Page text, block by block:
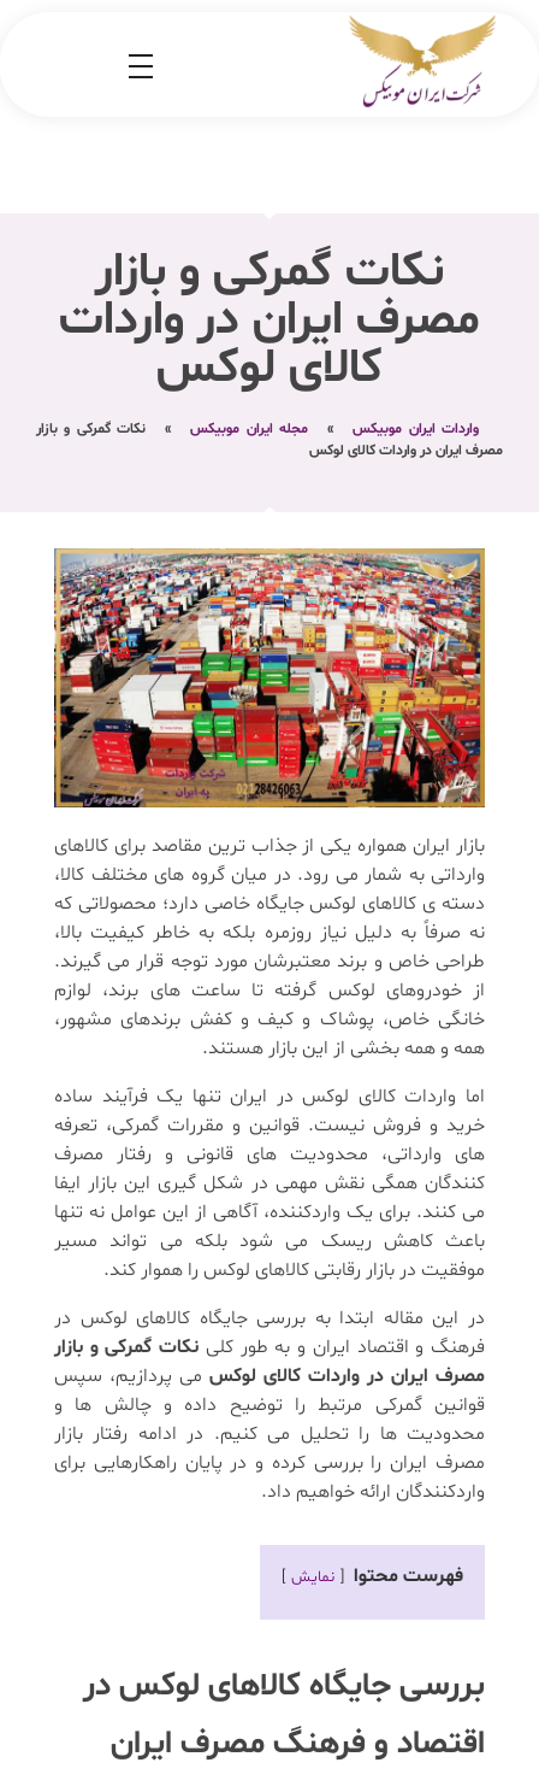
نکات گمرکی و بازار
مصرف ایران در واردات
کالای لوکس
واردات ایران موبیکس » مجله ایران موبیکس »
نکات گمرکی و بازار
مصرف ایران در واردات کالای لوکس
بازار ایران همواره یکی از جذاب ترین مقاصد برای کالاهای
وارداتی به شمار می رود. در میان گروه های مختلف کالا،
دسته ی کالاهای لوکس جایگاه خاصی دارد؛ محصولاتی که
نه صرفاً به دلیل نیاز روزمره بلکه به خاطر کیفیت بالا،
طراحی خاص و برند معتبرشان مورد توجه قرار می گیرند.
از خودروهای لوکس گرفته تا ساعت های برند، لوازم
خانگی خاص، پوشاک و کیف و کفش برندهای مشهور،
همه و همه بخشی از این بازار هستند.
اما واردات کالای لوکس در ایران تنها یک فرآیند ساده
خرید و فروش نیست. قوانین و مقررات گمرکی، تعرفه
های وارداتی، محدودیت های قانونی و رفتار مصرف
کنندگان همگی نقش مهمی در شکل گیری این بازار ایفا
می کنند. برای یک واردکننده، آگاهی از این عوامل نه تنها
باعث کاهش ریسک می شود بلکه می تواند مسیر
موفقیت در بازار رقابتی کالاهای لوکس را هموار کند.
در این مقاله ابتدا به بررسی جایگاه کالاهای لوکس در
فرهنگ و اقتصاد ایران و به طور کلی نکات گمرکی و بازار
مصرف ایران در واردات کالای لوکس می پردازیم، سپس
قوانین گمرکی مرتبط را توضیح داده و چالش ها و
محدودیت ها را تحلیل می کنیم. در ادامه رفتار بازار
مصرف ایران را بررسی کرده و در پایان راهکارهایی برای
واردکنندگان ارائه خواهیم داد.
فهرست محتوا نمایش
بررسی جایگاه کالاهای لوکس در
اقتصاد و فرهنگ مصرف ایران